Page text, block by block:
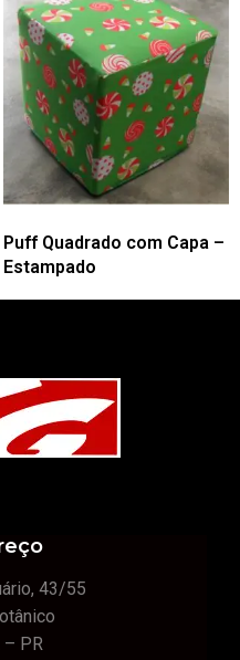
Puff Quadrado com Capa –
Estampado
43/55
– PR